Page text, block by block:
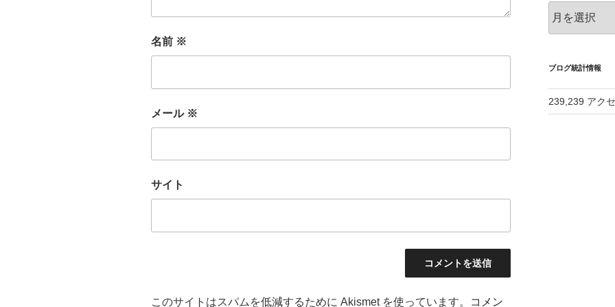
名前 ※
メール ※
サイト
このサイトはスパムを低減するために Akismet を使っています。 コメン
ー
ブ
ブログ統計情報
239,239 アク